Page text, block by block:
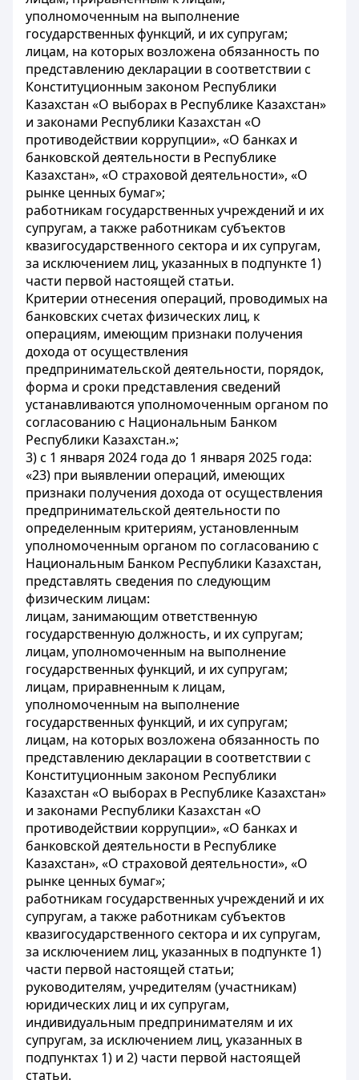
уполномоченным на выполнение
государственных функций, и их супругам;
лицам, на которых возложена обязанность по
представлению декларации в соответствии с
Конституционным законом Республики
Казахстан «О выборах в Республике Казахстан»
и законами Республики Казахстан «О
противодействии коррупции», «О банках и
банковской деятельности в Республике
Казахстан», «О страховой деятельности», «О
рынке ценных бумаг»;
работникам государственных учреждений и их
супругам, а также работникам субъектов
квазигосударственного сектора и их супругам,
за исключением лиц, указанных в подпункте 1)
части первой настоящей статьи.
Критерии отнесения операций, проводимых на
банковских счетах физических лиц, к
операциям, имеющим признаки получения
дохода от осуществления
предпринимательской деятельности, порядок,
форма и сроки представления сведений
устанавливаются уполномоченным органом по
согласованию с Национальным Банком
Республики Казахстан.»;
3) с 1 января 2024 года до 1 января 2025 года:
«23) при выявлении операций, имеющих
признаки получения дохода от осуществления
предпринимательской деятельности по
определенным критериям, установленным
уполномоченным органом по согласованию с
Национальным Банком Республики Казахстан,
представлять сведения по следующим
физическим лицам:
лицам, занимающим ответственную
государственную должность, и их супругам;
лицам, уполномоченным на выполнение
государственных функций, и их супругам;
лицам, приравненным к лицам,
уполномоченным на выполнение
государственных функций, и их супругам;
лицам, на которых возложена обязанность по
представлению декларации в соответствии с
Конституционным законом Республики
Казахстан «О выборах в Республике Казахстан»
и законами Республики Казахстан «О
противодействии коррупции», «О банках и
банковской деятельности в Республике
Казахстан», «О страховой деятельности», «О
рынке ценных бумаг»;
работникам государственных учреждений и их
супругам, а также работникам субъектов
квазигосударственного сектора и их супругам,
за исключением лиц, указанных в подпункте 1)
части первой настоящей статьи;
руководителям, учредителям (участникам)
юридических лиц и их супругам,
индивидуальным предпринимателям и их
супругам, за исключением лиц, указанных в
подпунктах 1) и 2) части первой настоящей
статьи.